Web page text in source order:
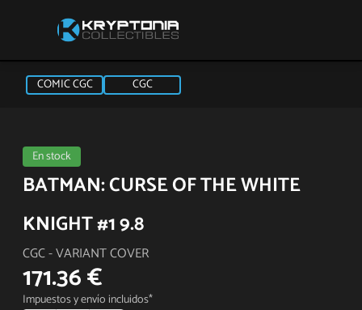
COMIC CGC CGC
En stock
BATMAN: CURSE OF THE WHITE
KNIGHT #1 9.8
CGC - VARIANT COVER
171.36 €
Impuestos y envío incluidos*